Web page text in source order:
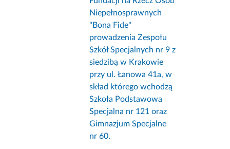
Niepełnosprawnych
''Bona Fide''
prowadzenia Zespołu
Szkół Specjalnych nr 9 z
siedzibą w Krakowie
przy ul. Łanowa 41a, w
skład którego wchodzą
Szkoła Podstawowa
Specjalna nr 121 oraz
Gimnazjum Specjalne
nr 60.